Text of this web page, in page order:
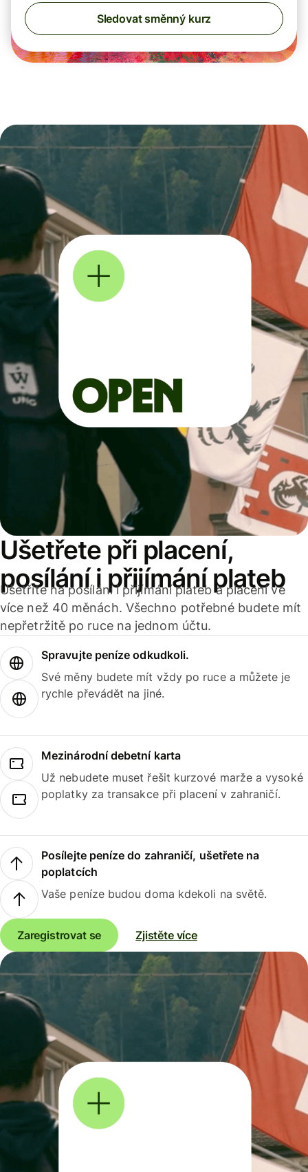
Sledovat směnný kurz
Ušetřete při placení,
posílání i přijímání plateb
Ušetříte na posílání i přijímání plateb a placení ve
více než 40 měnách. Všechno potřebné budete mít
nepřetržitě po ruce na jednom účtu.
Spravujte peníze odkudkoli.
Své měny budete mít vždy po ruce a můžete je
rychle převádět na jiné.
Mezinárodní debetní karta
Už nebudete muset řešit kurzové marže a vysoké
poplatky za transakce při placení v zahraničí.
Posílejte peníze do zahraničí, ušetřete na
poplatcích
Vaše peníze budou doma kdekoli na světě.
Zaregistrovat se Zjistěte více